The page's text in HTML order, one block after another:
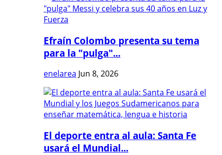
Efraín Colombo presenta su tema
para la "pulga"...
enelarea Jun 8, 2026
El deporte entra al aula: Santa Fe
usará el Mundial...